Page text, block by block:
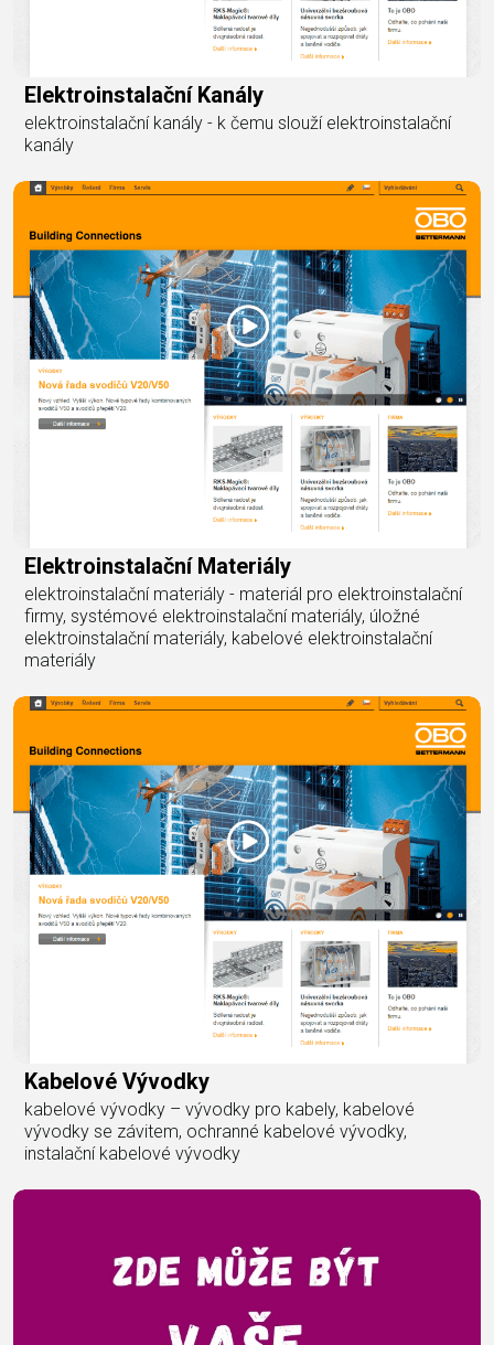
Elektroinstalační Kanály
elektroinstalační kanály - k čemu slouží elektroinstalační
kanály
Elektroinstalační Materiály
elektroinstalační materiály - materiál pro elektroinstalační
firmy, systémové elektroinstalační materiály, úložné
elektroinstalační materiály, kabelové elektroinstalační
materiály
Kabelové Vývodky
kabelové vývodky – vývodky pro kabely, kabelové
vývodky se závitem, ochranné kabelové vývodky,
instalační kabelové vývodky